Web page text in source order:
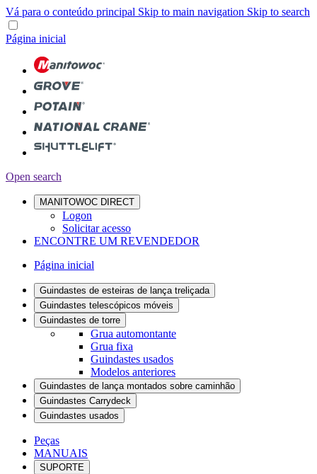
Vá para o conteúdo principal Skip to main navigation Skip to search
Página inicial
Open search
MANITOWOC DIRECT
Logon
Solicitar acesso
ENCONTRE UM REVENDEDOR
Página inicial
Guindastes de esteiras de lança treliçada
Guindastes telescópicos móveis
Guindastes de torre
Grua automontante
Grua fixa
Guindastes usados
Modelos anteriores
Guindastes de lança montados sobre caminhão
Guindastes Carrydeck
Guindastes usados
Peças
MANUAIS
SUPORTE